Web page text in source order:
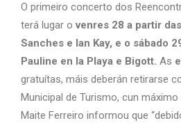
O primeiro concerto dos
terá lugar ovenres 28 a partir
Sanches e Ian Kay, e o sábado
Pauline en la Playa e Bigott. As
gratuítas, máis deberán retirarse
Municipal de Turismo, cun
Maite Ferreiro informou que